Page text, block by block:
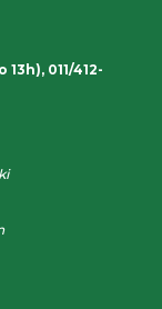
13h), 011/412-